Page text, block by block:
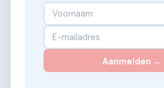
Aanmelden →